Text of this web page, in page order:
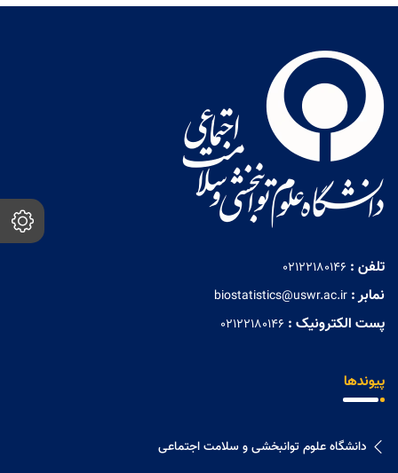
تلفن : 02122180146
نمابر : biostatistics@uswr.ac.ir
پست الکترونیک : 02122180146
پیوندها
دانشگاه علوم توانبخشی و سلامت اجتماعی